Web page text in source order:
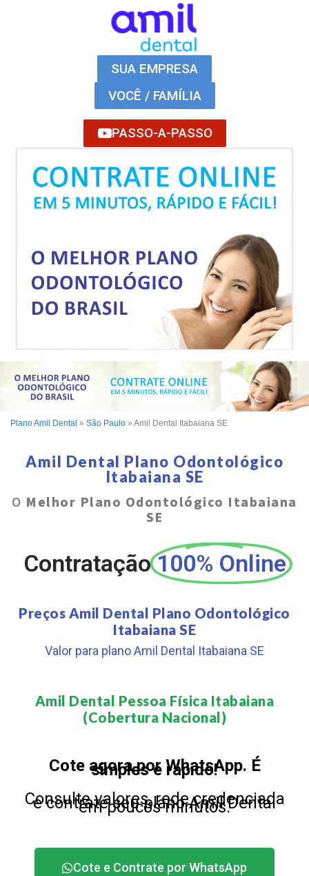
SUA EMPRESA
VOCÊ / FAMÍLIA
PASSO-A-PASSO
Plano Amil Dental » São Paulo » Amil Dental Itabaiana SE
Amil Dental Plano Odontológico
Itabaiana SE
O Melhor Plano Odontológico Itabaiana
SE
Contratação 100% Online
Preços Amil Dental Plano Odontológico
Itabaiana SE
Valor para plano Amil Dental Itabaiana SE
Amil Dental Pessoa Física Itabaiana
(Cobertura Nacional)​
Cote agora por WhatsApp. É
simples e rápido!
Consulte valores, rede credenciada
e contrate seu plano Amil Dental
em poucos minutos.
Cote e Contrate por WhatsApp